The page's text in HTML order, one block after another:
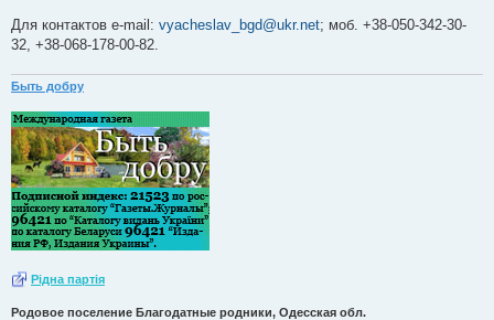
Для контактов e-mail: vyacheslav_bgd@ukr.net; моб. +38-050-342-30-
32, +38-068-178-00-82.
Быть добру
Рiдна партiя
Родовое поселение Благодатные родники, Одесская обл.